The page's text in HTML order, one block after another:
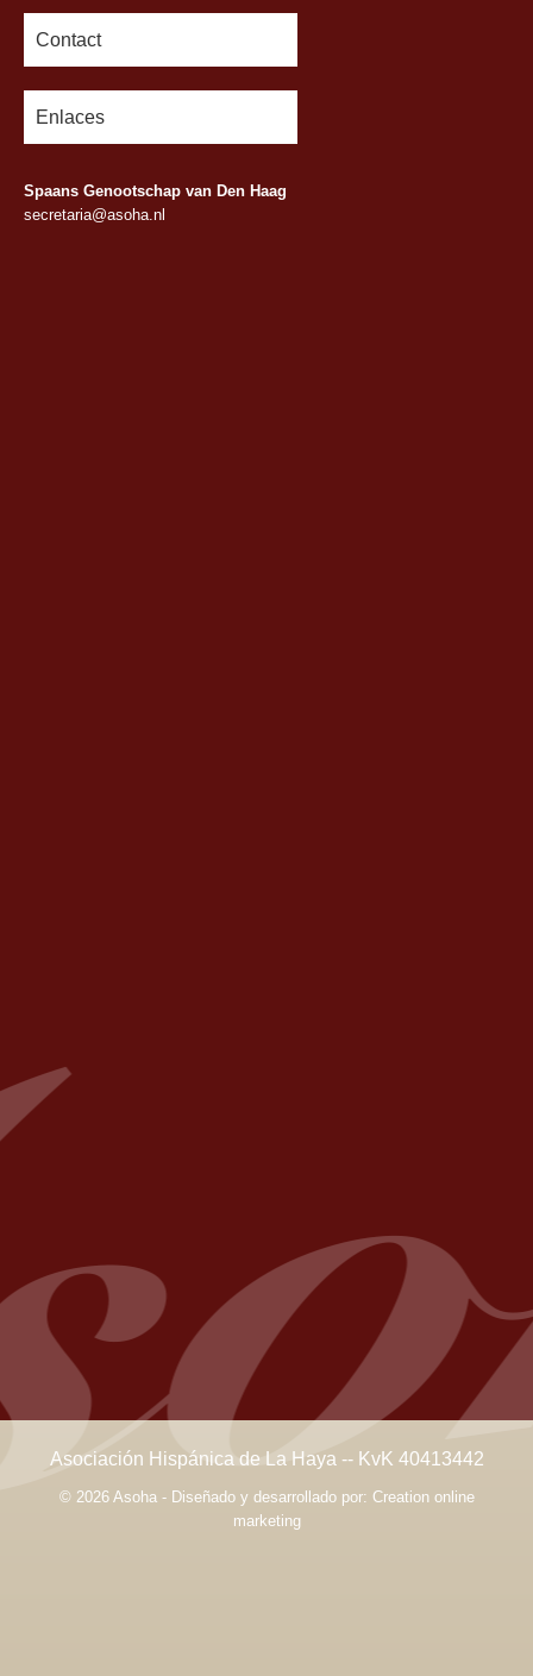
Contact
Enlaces
Spaans Genootschap van Den Haag
secretaria@asoha.nl
Asociación Hispánica de La Haya -- KvK 40413442
© 2026 Asoha - Diseñado y desarrollado por: Creation online
marketing